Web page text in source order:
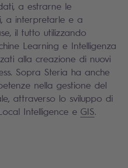
a estrarne le
a interpretarle e a
il tutto utilizzando
Learning e Intelligenza
alla creazione di nuovi
Sopra Steria ha anche
nella gestione del
attraverso lo sviluppo di
Intelligence e GIS.